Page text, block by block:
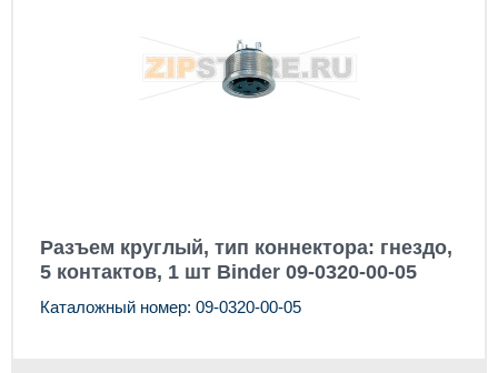
Разъем круглый, тип коннектора: гнездо,
5 контактов, 1 шт Binder 09-0320-00-05
Каталожный номер: 09-0320-00-05